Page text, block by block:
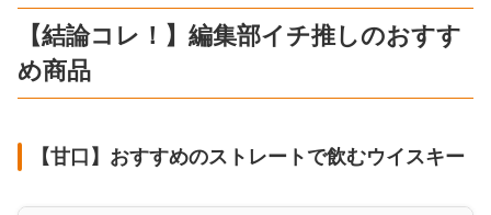
【結論コレ！】編集部イチ推しのおすす
め商品
【甘口】おすすめのストレートで飲むウイスキー